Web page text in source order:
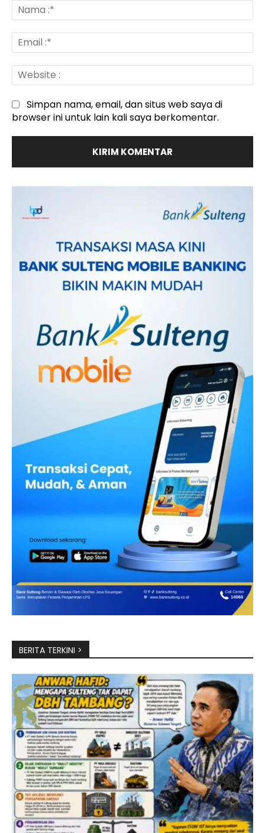
:*
:*
:
Simpan nama, email, dan situs web saya di
browser ini untuk lain kali saya berkomentar.
BERITA TERKINI >